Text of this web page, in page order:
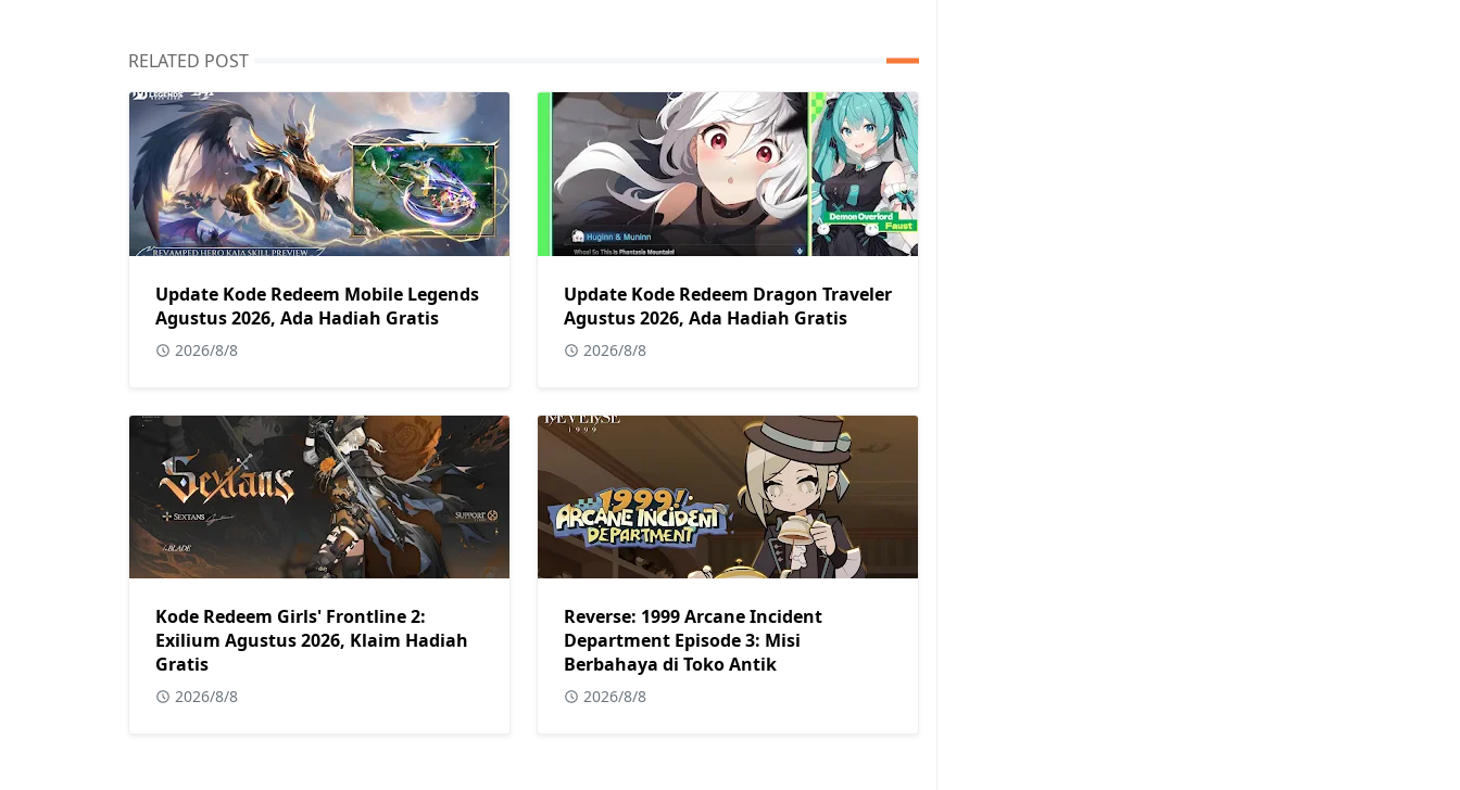
RELATED POST
Update Kode Redeem Mobile Legends
Agustus 2026, Ada Hadiah Gratis
2026/8/8
Update Kode Redeem Dragon Traveler
Agustus 2026, Ada Hadiah Gratis
2026/8/8
Kode Redeem Girls' Frontline 2:
Exilium Agustus 2026, Klaim Hadiah
Gratis
2026/8/8
Reverse: 1999 Arcane Incident
Department Episode 3: Misi
Berbahaya di Toko Antik
2026/8/8